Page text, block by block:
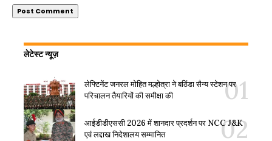
लेटेस्ट न्यूज़
लेफ्टिनेंट जनरल मोहित मल्होत्रा ने बठिंडा सैन्य स्टेशन पर
परिचालन तैयारियों की समीक्षा की
आईडीडीएससी 2026 में शानदार प्रदर्शन पर NCC J&K
एवं लद्दाख निदेशालय सम्मानित